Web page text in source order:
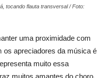
tocando flauta transversal / Foto:
uma proximidade com
os apreciadores da música é
muito essa
muitos amantes do choro,